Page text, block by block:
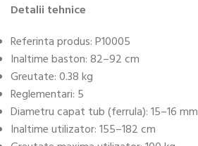
Detalii tehnice
Referinta produs: P10005
Inaltime baston: 82–92 cm
Greutate: 0.38 kg
Reglementari: 5
Diametru capat tub (ferrula): 15–16 mm
Inaltime utilizator: 155–182 cm